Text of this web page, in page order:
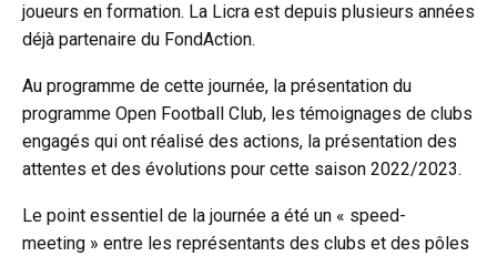
joueurs en formation. La Licra est depuis plusieurs années
déjà partenaire du FondAction.
Au programme de cette journée, la présentation du
programme Open Football Club, les témoignages de clubs
engagés qui ont réalisé des actions, la présentation des
attentes et des évolutions pour cette saison 2022/2023.
Le point essentiel de la journée a été un « speed-
meeting » entre les représentants des clubs et des pôles